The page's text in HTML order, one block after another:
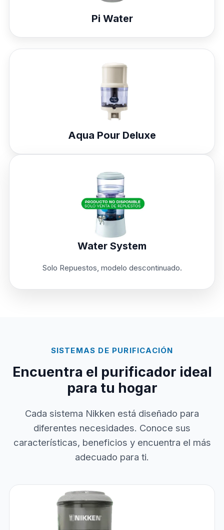
Pi Water
Aqua Pour Deluxe
Water System
Solo Repuestos, modelo descontinuado.
SISTEMAS DE PURIFICACIÓN
Encuentra el purificador ideal
para tu hogar
Cada sistema Nikken está diseñado para
diferentes necesidades. Conoce sus
características, beneficios y encuentra el más
adecuado para ti.